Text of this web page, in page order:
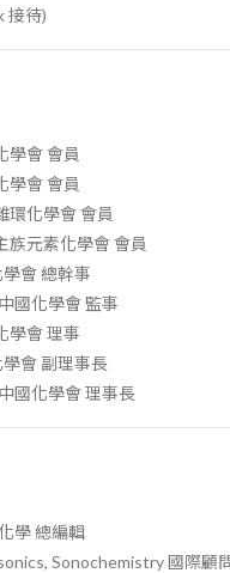
接待)
學會 會員
學會 會員
環化學會 會員
族元素化學會 會員
會 總幹事
國化學會 監事
學會 理事
會 副理事長
國化學會 理事長
學 總編輯
Sonochemistry 國際顧